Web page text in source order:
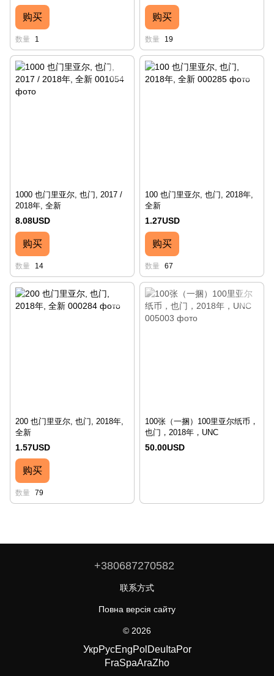
购买
数量 1
购买
数量 19
1000 也门里亚尔, 也门, 2017 /
2018年, 全新
8.08USD
购买
数量 14
100 也门里亚尔, 也门, 2018年,
全新
1.27USD
购买
数量 67
200 也门里亚尔, 也门, 2018年,
全新
1.57USD
购买
数量 79
100张（一捆）100里亚尔纸币，
也门，2018年，UNC
50.00USD
+380687270582
联系方式
Повна версія сайту
© 2026
УкрРусEngPol Deu ItaPor
FraSpaAraZho